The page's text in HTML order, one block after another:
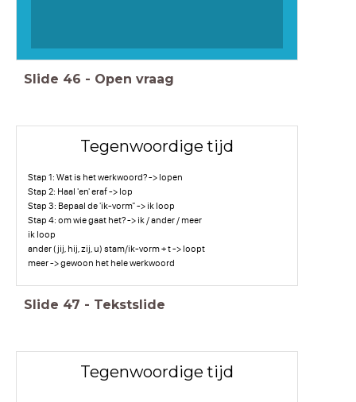
Slide 46 - Open vraag
Tegenwoordige tijd
Stap 1: Wat is het werkwoord? -> lopen
Stap 2: Haal 'en' eraf -> lop
Stap 3: Bepaal de 'ik-vorm" -> ik loop
Stap 4: om wie gaat het? -> ik / ander / meer
ik loop
ander (jij, hij, zij, u) stam/ik-vorm + t -> loopt
meer -> gewoon het hele werkwoord
Slide 47 - Tekstslide
Tegenwoordige tijd